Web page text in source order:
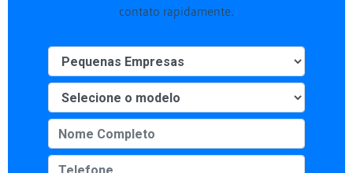
contato rapidamente.